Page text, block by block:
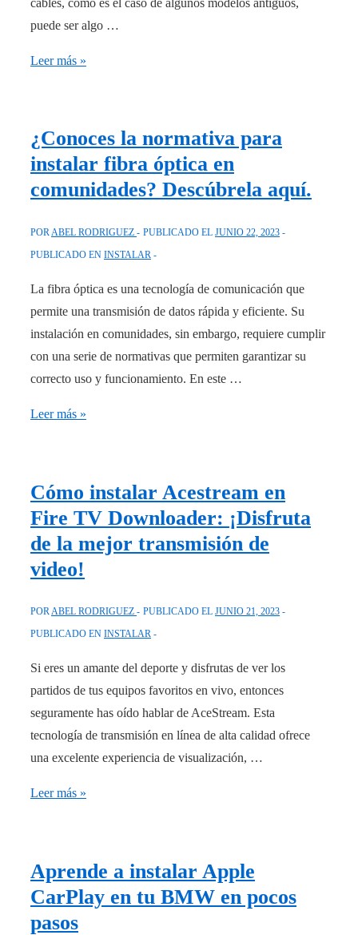
puede ser algo …
Instala
con
solo
2
Leer más »
¿Conoces la normativa para
instalar fibra óptica en
comunidades? Descúbrela aquí.
PORABEL RODRIGUEZ PUBLICADO EL JUNIO 22, 2023
PUBLICADO EN INSTALAR
La fibra óptica es una tecnología de comunicación que
permite una transmisión de datos rápida y eficiente. Su
instalación en comunidades, sin embargo, requiere cumplir
con una serie de normativas que permiten garantizar su
correcto uso y funcionamiento. En este …
¿Conoces
instalar
fibra
óptica
en
Descúbrela
aquí.
Leer más »
Cómo instalar Acestream en
Fire TV Downloader: ¡Disfruta
de la mejor transmisión de
video!
PORABEL RODRIGUEZ PUBLICADO EL JUNIO 21, 2023
PUBLICADO EN INSTALAR
Si eres un amante del deporte y disfrutas de ver los
partidos de tus equipos favoritos en vivo, entonces
seguramente has oído hablar de AceStream. Esta
tecnología de transmisión en línea de alta calidad ofrece
una excelente experiencia de visualización, …
Cómo
Fire
TV
Downloader:
Leer más »
Aprende a instalar Apple
CarPlay en tu BMW en pocos
pasos